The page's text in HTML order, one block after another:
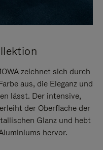
zeichnet sich durch
aus, die Eleganz und
lässt. Der intensive,
der Oberfläche der
Glanz und hebt
hervor.